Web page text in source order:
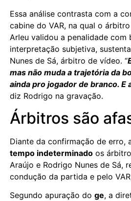
Essa análise contrasta com a
cabine do VAR, na qual o
Arleu validou a penalidade com
interpretação subjetiva,
Nunes de Sá, árbitro de vídeo. “
mas não muda a trajetória da
ainda pro jogador de branco. E
diz Rodrigo na gravação.
Árbitros são
Diante da confirmação de erro,
tempo indeterminado os
Araújo e Rodrigo Nunes de Sá,
condução da partida e pelo
Segundo apuração do ge, a